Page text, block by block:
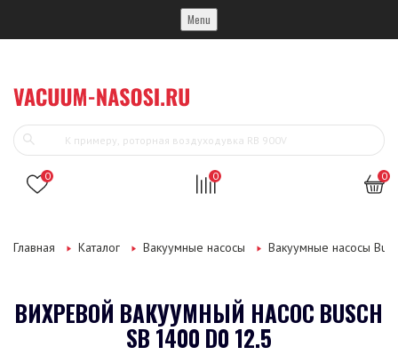
Menu
0 0 0
Главная Каталог Вакуумные насосы Вакуумные насосы
ВИХРЕВОЙ ВАКУУМНЫЙ НАСОС BUSCH
SB 1400 D0 12.5